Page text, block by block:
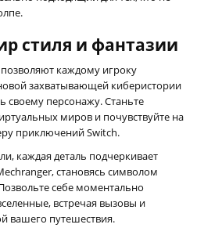
стиля и фантазии
каждому игроку
захватывающей киберистории
своему персонажу. Станьте
миров и почувствуйте на
приключений Switch.
каждая деталь подчеркивает
становясь символом
себе моментально
встречая вызовы и
вашего путешествия.